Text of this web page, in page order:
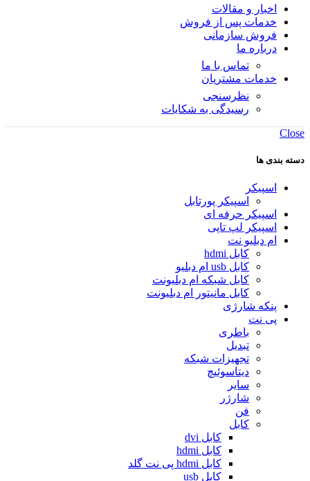
اخبار و مقالات
خدمات پس از فروش
فروش سازمانی
درباره ما
تماس با ما
خدمات مشتریان
نظرسنجی
رسیدگی به شکایات
Close
دسته بندی ها
اسپیکر
اسپیکر پورتابل
اسپیکر حرفه ای
اسپیکر لپ تاپی
ام دبلیو نت
کابل hdmi
کابل usb ام دبلیو
کابل شبکه ام دبلیونت
کابل مانیتور ام دبلیونت
پنکه شارژی
پی نت
باطری
تبدیل
تجهیزات شبکه
دیتاسوئیچ
سایر
شارژر
فن
کابل
کابل dvi
کابل hdmi
کابل hdmi پی نت گلد
کابل usb